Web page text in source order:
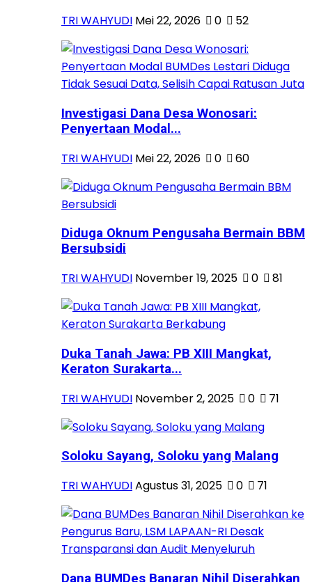
TRI WAHYUDI Mei 22, 2026 0 52
Investigasi Dana Desa Wonosari:
Penyertaan Modal...
TRI WAHYUDI Mei 22, 2026 0 60
Diduga Oknum Pengusaha Bermain BBM
Bersubsidi
TRI WAHYUDI November 19, 2025 0 81
Duka Tanah Jawa: PB XIII Mangkat,
Keraton Surakarta...
TRI WAHYUDI November 2, 2025 0 71
Soloku Sayang, Soloku yang Malang
TRI WAHYUDIAgustus 31, 2025 0 71
Dana BUMDes Banaran Nihil Diserahkan